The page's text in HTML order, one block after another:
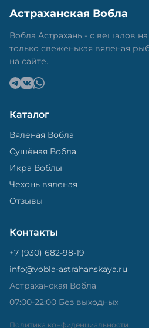
Астраханская Вобла
Вобла Астрахань - с вешалов
только свеженькая вяленая
на сайте.
Каталог
Вяленая Вобла
Сушёная Вобла
Икра Воблы
Чехонь вяленая
Отзывы
Контакты
+7 (930) 682-98-19
info@vobla-astrahanskaya.ru
Астраханская Вобла
07:00-22:00 Без выходных
Политика конфиденциальности